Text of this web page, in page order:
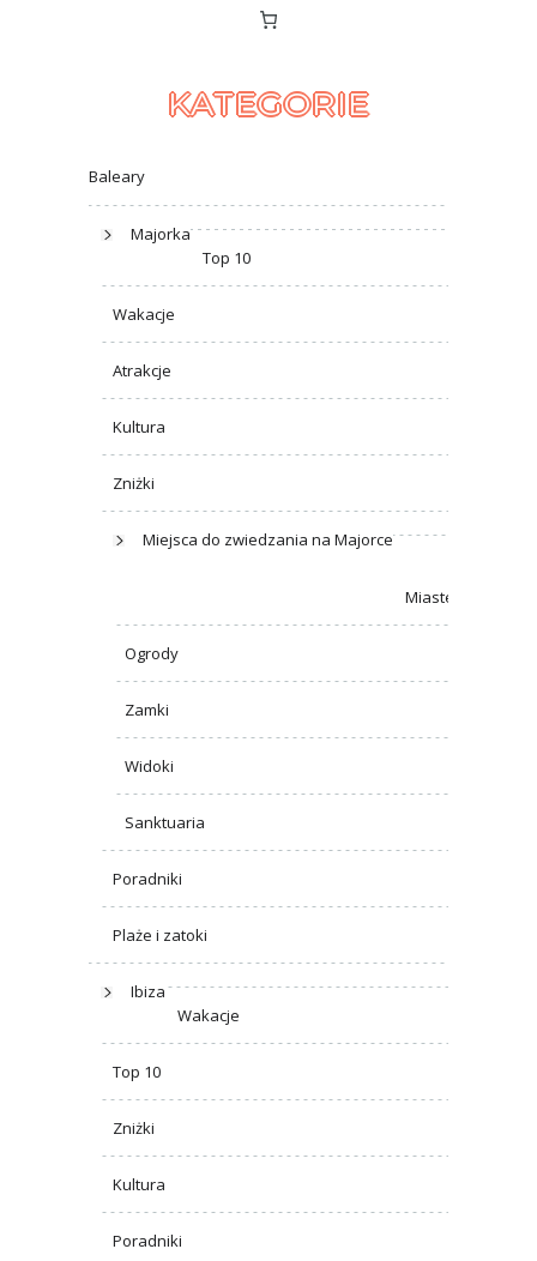
KATEGORIE
Baleary
Majorka
Top 10
Wakacje
Atrakcje
Kultura
Zniżki
Miejsca do zwiedzania na Majorce
Miasteczka
Ogrody
Zamki
Widoki
Sanktuaria
Poradniki
Plaże i zatoki
Ibiza
Wakacje
Top 10
Zniżki
Kultura
Poradniki